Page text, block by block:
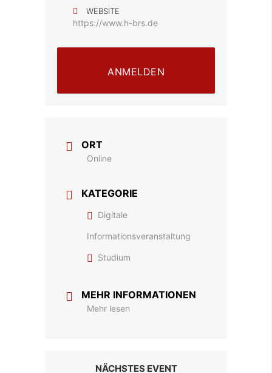
WEBSITE
https://www.h-brs.de
ANMELDEN
ORT
Online
KATEGORIE
Digitale
Informationsveranstaltung
Studium
MEHR INFORMATIONEN
Mehr lesen
NÄCHSTES EVENT